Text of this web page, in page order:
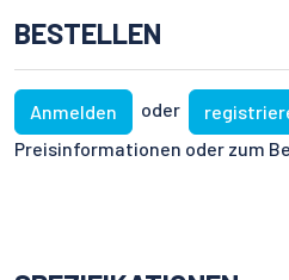
BESTELLEN
Anmelden oder
Preisinformationen oder zum